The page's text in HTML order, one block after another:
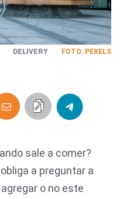
DELIVERY FOTO: PEXELS
sale a comer?
a preguntar a
o no este